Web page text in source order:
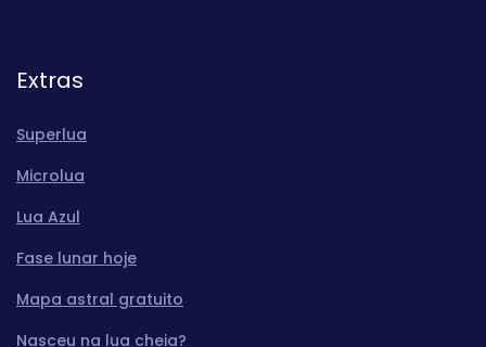
Extras
Superlua
Microlua
Lua Azul
Fase lunar hoje
Mapa astral gratuito
Nasceu na lua cheia?